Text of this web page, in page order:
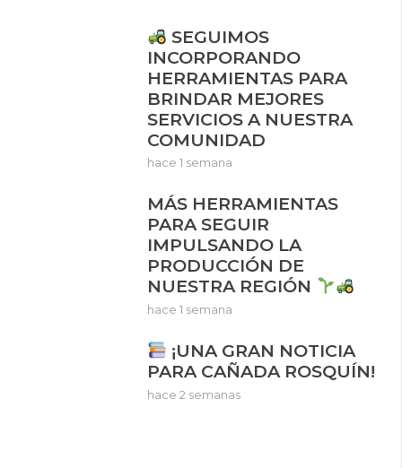
SEGUIMOS
INCORPORANDO
HERRAMIENTAS PARA
BRINDAR MEJORES
SERVICIOS A NUESTRA
COMUNIDAD
hace 1 semana
MÁS HERRAMIENTAS
PARA SEGUIR
IMPULSANDO LA
PRODUCCIÓN DE
NUESTRA REGIÓN
hace 1 semana
¡UNA GRAN NOTICIA
PARA CAÑADA ROSQUÍN!
hace 2 semanas